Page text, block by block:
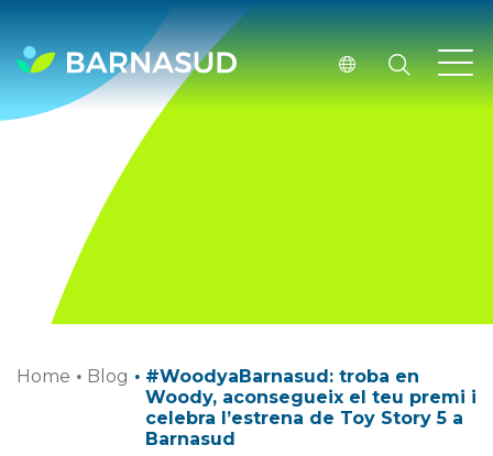
Home · Blog · #WoodyaBarnasud: troba en
Woody, aconsegueix el teu premi i
celebra l’estrena de Toy Story 5 a
Barnasud